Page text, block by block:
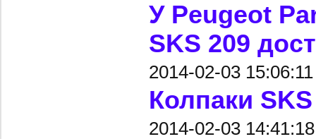
У Peugeot
SKS 209
2014-02-03 15:06:11
Колпаки
2014-02-03 14:41:18